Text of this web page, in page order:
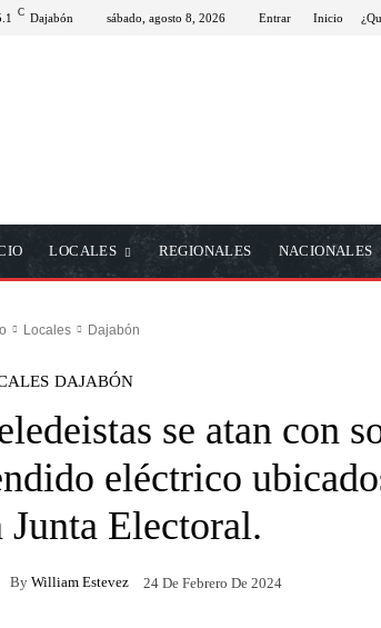
C Dajabón sábado, agosto 8, 2026 Entrar Inicio
LOCALES REGIONALES NACIONALES
Locales Dajabón
DAJABÓN
se atan con
eléctrico
Junta Electoral.
By William Estevez 24 De Febrero De 2024